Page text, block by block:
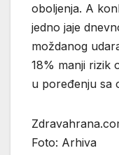
oboljenja. A
jedno jaje
moždanog
18% manji rizik
u poređenju sa
Foto: Arhiva